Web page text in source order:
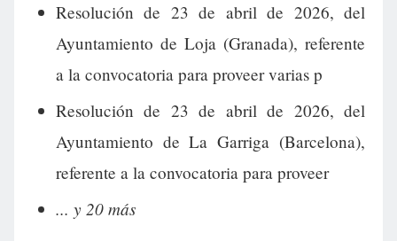
Resolución de 23 de abril de 2026, del
Ayuntamiento de Loja (Granada), referente
a la convocatoria para proveer varias p
Resolución de 23 de abril de 2026, del
Ayuntamiento de La Garriga (Barcelona),
referente a la convocatoria para proveer
... y 20 más